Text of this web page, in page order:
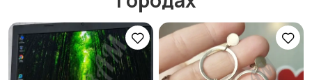
Для Бизнеса Спорт и отдых